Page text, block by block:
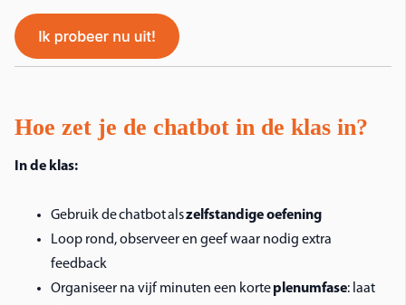
Hoe zet je de chatbot in de klas in?
In de klas:
Gebruik de chatbot alszelfstandige oefening
Loop rond, observeer en geef waar nodig extra
feedback
Organiseer na vijf minuten een korteplenumfase: laat